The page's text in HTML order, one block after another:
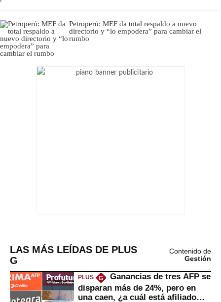
Petroperú: MEF da total respaldo a nuevo
directorio y “lo empodera” para cambiar el
rumbo
LAS MÁS LEÍDAS DE PLUS
G
Contenido de
Gestión
PLUS G
Ganancias de tres AFP se
disparan más de 24%, pero en
una caen, ¿a cuál está afiliado